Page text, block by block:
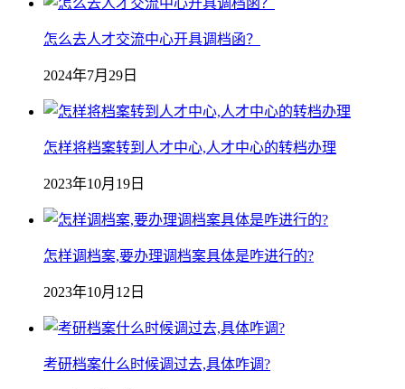
怎么去人才交流中心开具调档函？
2024年7月29日
怎样将档案转到人才中心,人才中心的转档办理
2023年10月19日
怎样调档案,要办理调档案具体是咋进行的?
2023年10月12日
考研档案什么时候调过去,具体咋调?